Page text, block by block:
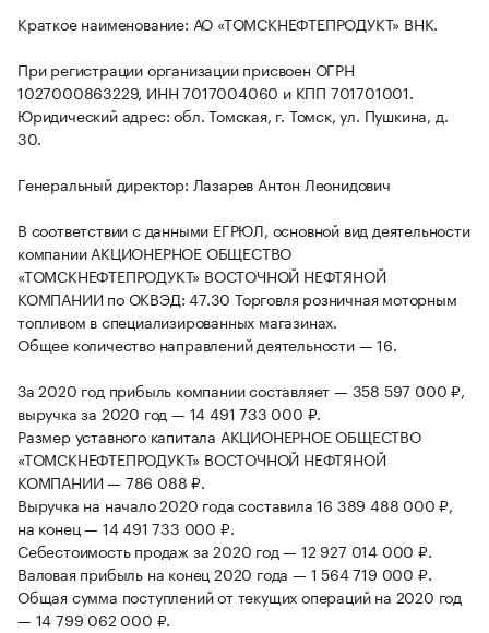
Краткое наименование: АО «ТОМСКНЕФТЕПРОДУКТ» ВНК.
При регистрации организации присвоен ОГРН
1027000863229, ИНН 7017004060 и КПП 701701001.
Юридический адрес: обл. Томская, г. Томск, ул. Пушкина, д.
30.
Генеральный директор: Лазарев Антон Леонидович
В соответствии с данными ЕГРЮЛ, основной вид деятельности
компании АКЦИОНЕРНОЕ ОБЩЕСТВО
«ТОМСКНЕФТЕПРОДУКТ» ВОСТОЧНОЙ НЕФТЯНОЙ
КОМПАНИИ по ОКВЭД: 47.30 Торговля розничная моторным
топливом в специализированных магазинах.
Общее количество направлений деятельности — 16.
За 2020 год прибыль компании составляет — 358 597 000 ₽,
выручка за 2020 год — 14 491 733 000 ₽.
Размер уставного капитала АКЦИОНЕРНОЕ ОБЩЕСТВО
«ТОМСКНЕФТЕПРОДУКТ» ВОСТОЧНОЙ НЕФТЯНОЙ
КОМПАНИИ — 786 088 ₽.
Выручка на начало 2020 года составила 16 389 488 000 ₽,
на конец — 14 491 733 000 ₽.
Себестоимость продаж за 2020 год — 12 927 014 000 ₽.
Валовая прибыль на конец 2020 года — 1 564 719 000 ₽.
Общая сумма поступлений от текущих операций на 2020 год
— 14 799 062 000 ₽.